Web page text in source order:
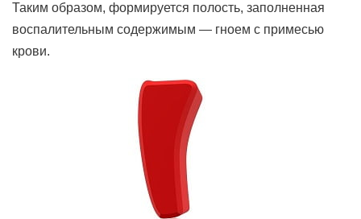
Таким образом, формируется полость, заполненная
воспалительным содержимым — гноем с примесью
крови.